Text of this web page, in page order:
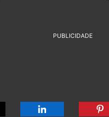
PUBLICIDADE